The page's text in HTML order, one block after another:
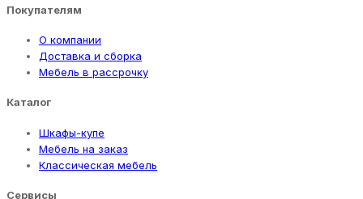
Покупателям
О компании
Доставка и сборка
Мебель в рассрочку
Каталог
Шкафы-купе
Мебель на заказ
Классическая мебель
Сервисы